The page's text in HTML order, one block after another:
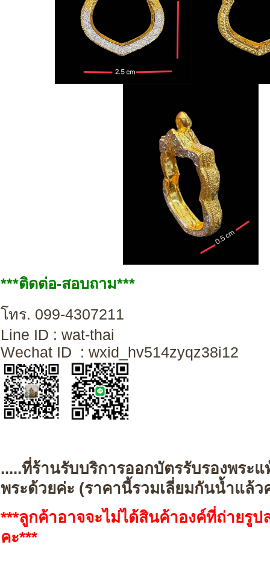
***ติดต่อ-สอบถาม***
โทร. 099-4307211
Line ID : wat-thai
Wechat ID : wxid_hv514zyqz38i12
.....ที่ร้านรับบริการออกบัตรรับรองพระ
พระด้วยค่ะ (ราคานี้รวมเลี่ยมกันน้ำแล้ว
***ลูกค้าอาจจะไม่ได้สินค้าองค์ที่ถ่ายรู
คะ***